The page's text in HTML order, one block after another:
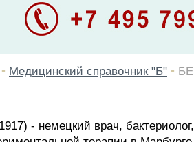
• Медицинский справочник "Б" •
- немецкий врач,